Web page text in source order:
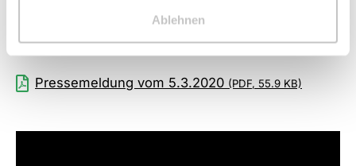
Ablehnen
k.boettcher@damboeck.de
Pressemeldung vom 5.3.2020 (PDF, 55.9 KB)